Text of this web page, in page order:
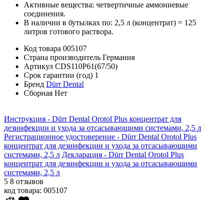
Активные вещества: четвертичные аммониевые
соединения.
В наличии в бутылках по: 2,5 л (концентрат) = 125
литров готового раствора.
Код товара 005107
Страна производитель Германия
Артикул CDS110P61(67/50)
Срок гарантии (год) 1
Бренд Dürr Dental
Сборная Нет
Инструкция - Dürr Dental Orotol Plus концентрат для
дезинфекции и ухода за отсасывающими системами, 2,5 л
Регистрационное удостоверение - Dürr Dental Orotol Plus
концентрат для дезинфекции и ухода за отсасывающими
системами, 2,5 л Декларация - Dürr Dental Orotol Plus
концентрат для дезинфекции и ухода за отсасывающими
системами, 2,5 л
5 8 отзывов
код товара: 005107